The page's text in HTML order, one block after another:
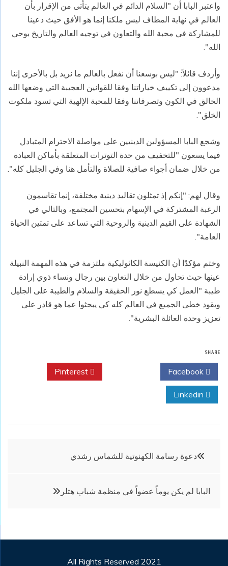
واعتبر البابا أن "السلام الدائم في العالم يتأتى من الإقرار بأن
العالم في نهاية المطاف ليس ملكنا إنما هو الأفق حيث دعينا
للمشاركة في محبة الله والتعاون في توجيه العالم والتاريخ بوحي
الله".
وأردف قائلاً: "ليس بوسعنا أن نفعل بالعالم ما نريد بل بالأحرى إننا
مدعوون إلى تكييف خياراتنا وفقا للقوانين العجيبة التي وضعها الله
الخالق في الكون وتصرفاتنا وفقا للمحبة الإلهية التي تسود ملكوت
الخلق".
وشجع البابا المسؤولين الدينيين على مواصلة الاحترام المتبادل
فيما يسعون "للتخفيف من حدة التوترات المتعلقة بأماكن العبادة
من خلال ضمان أجواء صافية للصلاة والتأمل هنا وفي الجليل كله".
وقال لهم: "إنكم إذ تمثلون تقاليد دينية مختلفة، إنما تقاسمون
الرغبة المشتركة في الإسهام بتحسين المجتمع، وبالتالي في
الشهادة على القيم الدينية والروحية التي تساعد على تمتين الحياة
العامة".
وختم مؤكدًا أن الكنيسة الكاثوليكية ملتزمة في هذه المهمة النبيلة
عينها حيث تحاول من خلال التعاون بين رجال ونساء ذوي إرادة
طيبة "العمل كي يسطع نور الحقيقة والسلام والطيبة على الجليل
ويقود خطى الجميع في العالم كله كي يبحثوا عما هو قادر على
تعزيز وحدة العائلة البشرية".
SHARE
تصفّح
دعوة رسامة الكهنوتية للشماس رشدي
البابا لم يكن يوماً عضواً في منظمة شباب هتلر
All Rights Reserved 2021